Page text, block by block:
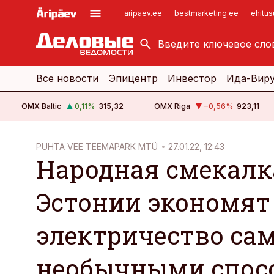
aripaev.ee bestmarketing.ee
kinnisvarauudised.ee
logistikauudised.ee
imelineajalugu.ee
Все новости Эпицентр Инвестор Ида-
OMX Baltic 0,11% 315,32 OMX Riga −0,56% 923,11
PUHTA VEE TEEMAPARK MTÜ 27.01.22, 12:43
Народная
Эстонии экономят
электричество